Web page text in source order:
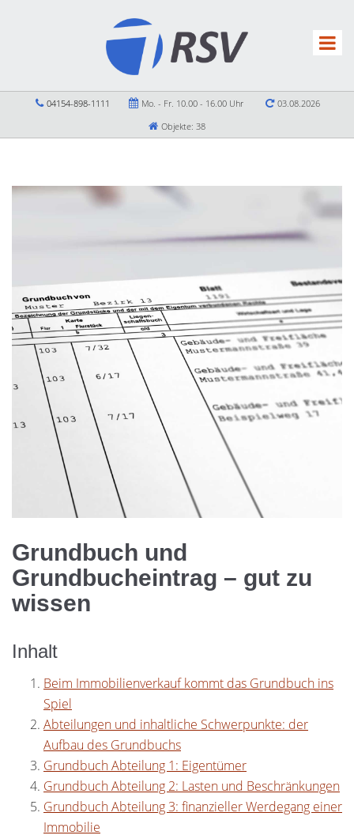
04154-898-1111 Mo. - Fr. 10.00 - 16.00 Uhr
03.08.2026
Objekte: 38
Grundbuch und
Grundbucheintrag – gut zu
wissen
Inhalt
Beim Immobilienverkauf kommt das Grundbuch ins
Spiel
Abteilungen und inhaltliche Schwerpunkte: der
Aufbau des Grundbuchs
Grundbuch Abteilung 1: Eigentümer
Grundbuch Abteilung 2: Lasten und Beschränkungen
Grundbuch Abteilung 3: finanzieller Werdegang einer
Immobilie